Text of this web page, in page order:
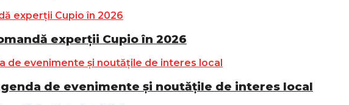
experții Cupio în 2026
de evenimente și noutățile de interes local